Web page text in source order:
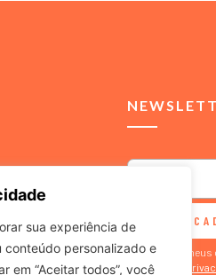
sua experiência de
conteúdo personalizado e
em “Aceitar todos”, você
de
Ao informar meus
aPolítica de